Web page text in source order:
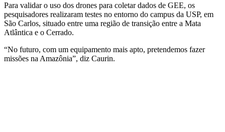
Para validar o uso dos drones para coletar dados de GEE, os
pesquisadores realizaram testes no entorno do campus da USP, em
São Carlos, situado entre uma região de transição entre a Mata
Atlântica e o Cerrado.
“No futuro, com um equipamento mais apto, pretendemos fazer
missões na Amazônia”, diz Caurin.